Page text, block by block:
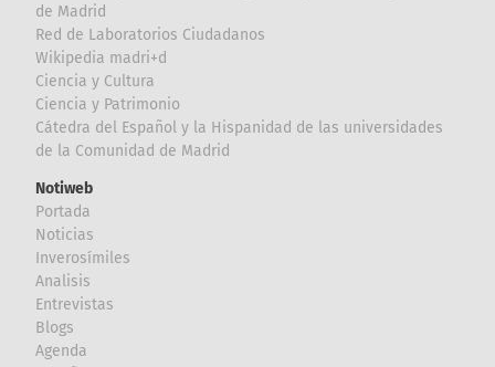
de Madrid
Red de Laboratorios Ciudadanos
Wikipedia madri+d
Ciencia y Cultura
Ciencia y Patrimonio
Cátedra del Español y la Hispanidad de las universidades
de la Comunidad de Madrid
Notiweb
Portada
Noticias
Inverosímiles
Analisis
Entrevistas
Blogs
Agenda